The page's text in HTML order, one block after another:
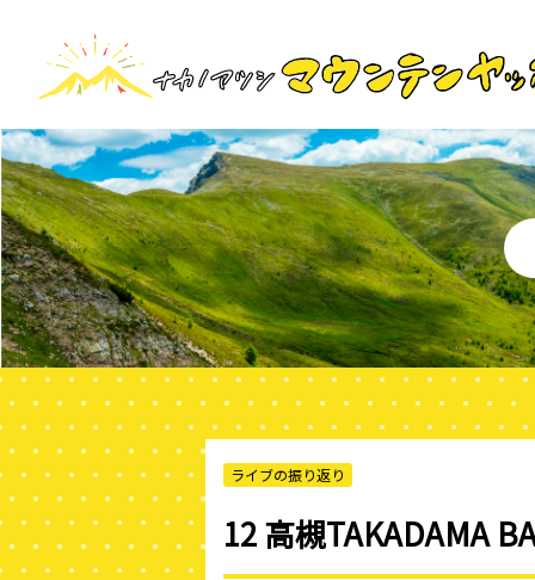
ライブの振り返り
12 高槻TAKADAMA